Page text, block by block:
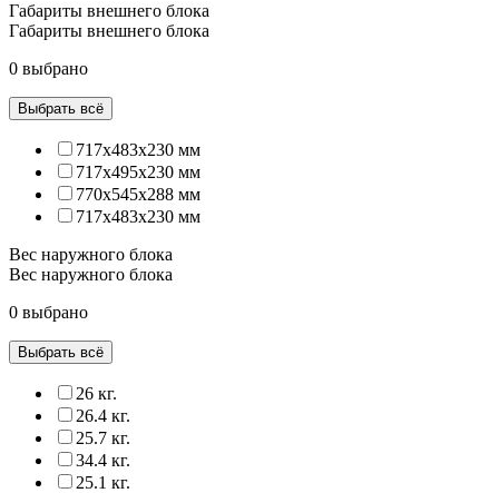
Габариты внешнего блока
Габариты внешнего блока
0 выбрано
Выбрать всё
717x483x230 мм
717x495x230 мм
770x545x288 мм
717х483х230 мм
Вес наружного блока
Вес наружного блока
0 выбрано
Выбрать всё
26 кг.
26.4 кг.
25.7 кг.
34.4 кг.
25.1 кг.